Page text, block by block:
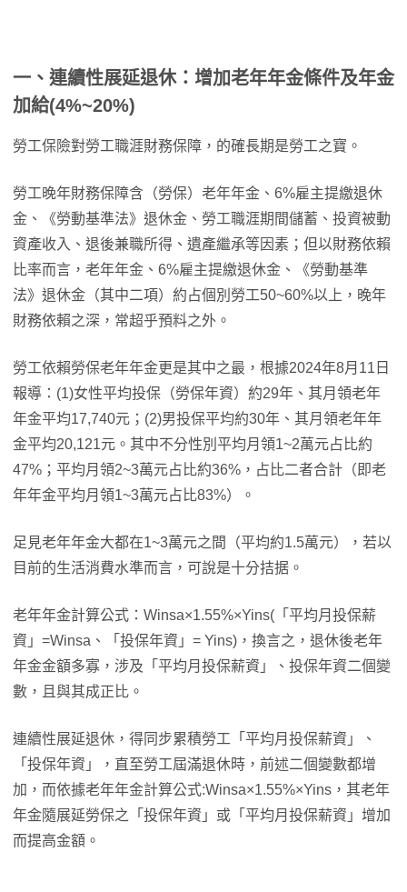
一、連續性展延退休：增加老年年金條件及年金
加給(4%~20%)
勞工保險對勞工職涯財務保障，的確長期是勞工之寶。
勞工晚年財務保障含（勞保）老年年金、6%雇主提繳退休
金、《勞動基準法》退休金、勞工職涯期間儲蓄、投資被動
資產收入、退後兼職所得、遺產繼承等因素；但以財務依賴
比率而言，老年年金、6%雇主提繳退休金、《勞動基準
法》退休金（其中二項）約占個別勞工50~60%以上，晚年
財務依賴之深，常超乎預料之外。
勞工依賴勞保老年年金更是其中之最，根據2024年8月11日
報導：(1)女性平均投保（勞保年資）約29年、其月領老年
年金平均17,740元；(2)男投保平均約30年、其月領老年年
金平均20,121元。其中不分性別平均月領1~2萬元占比約
47%；平均月領2~3萬元占比約36%，占比二者合計（即老
年年金平均月領1~3萬元占比83%）。
足見老年年金大都在1~3萬元之間（平均約1.5萬元），若以
目前的生活消費水準而言，可說是十分拮据。
老年年金計算公式：Winsa×1.55%×Yins(「平均月投保薪
資」=Winsa、「投保年資」= Yins)，換言之，退休後老年
年金金額多寡，涉及「平均月投保薪資」、投保年資二個變
數，且與其成正比。
連續性展延退休，得同步累積勞工「平均月投保薪資」、
「投保年資」，直至勞工屆滿退休時，前述二個變數都增
加，而依據老年年金計算公式:Winsa×1.55%×Yins，其老年
年金隨展延勞保之「投保年資」或「平均月投保薪資」增加
而提高金額。